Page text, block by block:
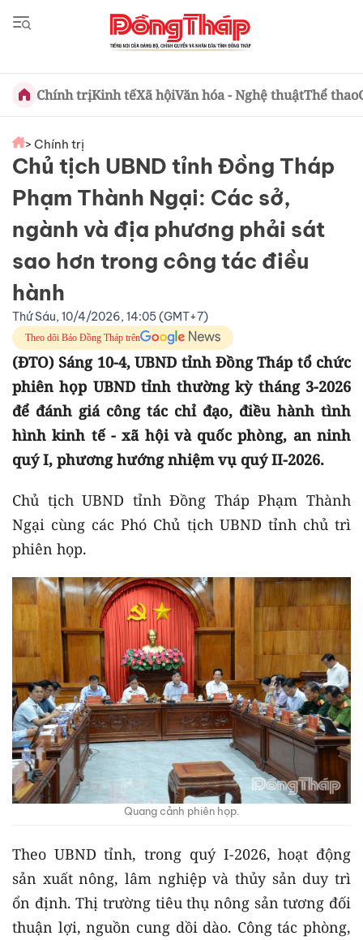
Chính trịKinh tếXã hộiVăn hóa - Nghệ thuậtThể thao
> Chính trị
Chủ tịch UBND tỉnh Đồng Tháp
Phạm Thành Ngại: Các sở,
ngành và địa phương phải sát
sao hơn trong công tác điều
hành
Thứ Sáu, 10/4/2026, 14:05 (GMT+7)
Theo dõi Báo Đồng Tháp trên
(ĐTO) Sáng 10-4, UBND tỉnh Đồng Tháp tổ chức
phiên họp UBND tỉnh thường kỳ tháng 3-2026
để đánh giá công tác chỉ đạo, điều hành tình
hình kinh tế - xã hội và quốc phòng, an ninh
quý I, phương hướng nhiệm vụ quý II-2026.
Chủ tịch UBND tỉnh Đồng Tháp Phạm Thành
Ngại cùng các Phó Chủ tịch UBND tỉnh chủ trì
phiên họp.
Quang cảnh phiên họp.
Theo UBND tỉnh, trong quý I-2026, hoạt động
sản xuất nông, lâm nghiệp và thủy sản duy trì
ổn định. Thị trường tiêu thụ nông sản tương đối
thuận lợi, nguồn cung dồi dào. Công tác phòng,